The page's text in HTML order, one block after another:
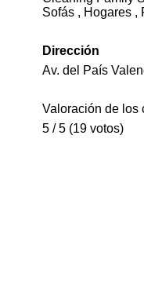
Sofás , Hogares ,
Dirección
Av. del País
Valoración de los
5 / 5 (19 votos)